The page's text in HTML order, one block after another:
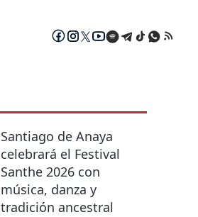
Santiago de Anaya
celebrará el Festival
Santhe 2026 con
música, danza y
tradición ancestral